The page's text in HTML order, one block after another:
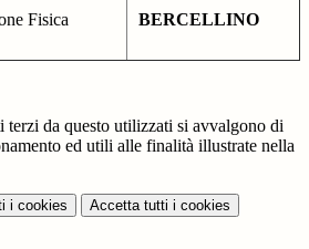
Fisica BERCELLINO
terzi da questo utilizzati si avvalgono di
ed utili alle finalità illustrate nella
i cookies Accetta tutti i cookies